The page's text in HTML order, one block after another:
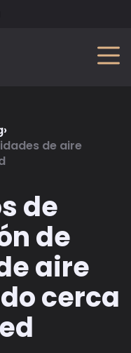
›
de aire
de
de
aire
cerca